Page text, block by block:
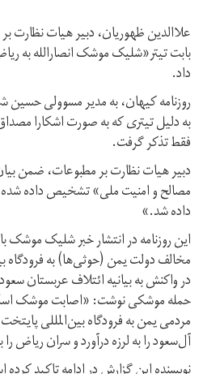
علاالدین ظهوریان، دبیر هیات نظارت
بابت تیتر«شلیک موشک انصارالله به
داد.
به دلیل تیتری که به صورت اشکارا
فقط تذکر گرفت.
دبیر هیات نظارت بر مطبوعات، ضمن
مصالح و امنیت ملی» تشخیص داده شده
داده شد.»
این روزنامه در انتشار خبر شلیک
مخالف دولت یمن (حوثی‌ها) به فرودگاه
در واکنش به بیانیه ائتلاف عربستان
حمله موشکی نوشت: «اصابت موشک
مردمی یمن به فرودگاه بین‌المللی
آل‌سعود را به لرزه درآورد و سران ریاض